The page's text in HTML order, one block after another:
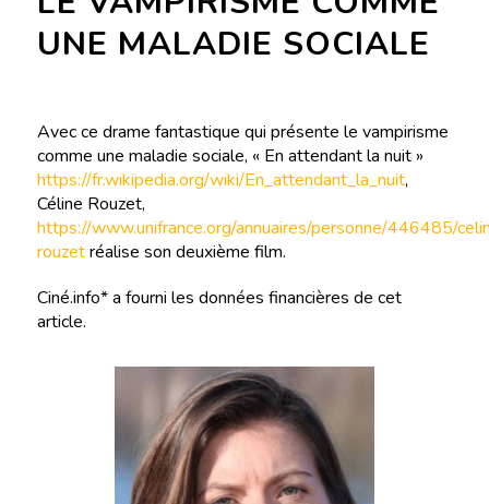
UNE MALADIE SOCIALE
Avec ce drame fantastique qui présente le vampirisme
comme une maladie sociale, « En attendant la nuit »
https://fr.wikipedia.org/wiki/En_attendant_la_nuit,
Céline Rouzet,
https://www.unifrance.org/annuaires/personne/446485/
rouzetréalise son deuxième film.
Ciné.info* a fourni les données financières de cet
article.